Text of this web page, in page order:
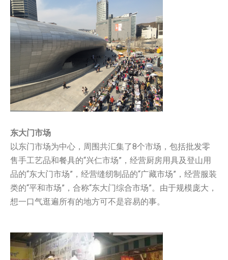
东大门市场
以东门市场为中心，周围共汇集了8个市场，包括批发零
售手工艺品和餐具的“兴仁市场”，经营厨房用具及登山用
品的“东大门市场”，经营缝纫制品的“广藏市场”，经营服装
类的“平和市场”，合称“东大门综合市场”。由于规模庞大，
想一口气逛遍所有的地方可不是容易的事。